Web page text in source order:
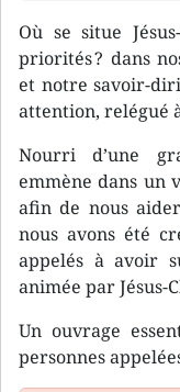
Où se situe
priorités ? dans
et notre savoir-
attention, relégué
Nourri d’une
emmène dans un
afin de nous
nous avons été
appelés à avoir
animée par Jésus-
Un ouvrage
personnes